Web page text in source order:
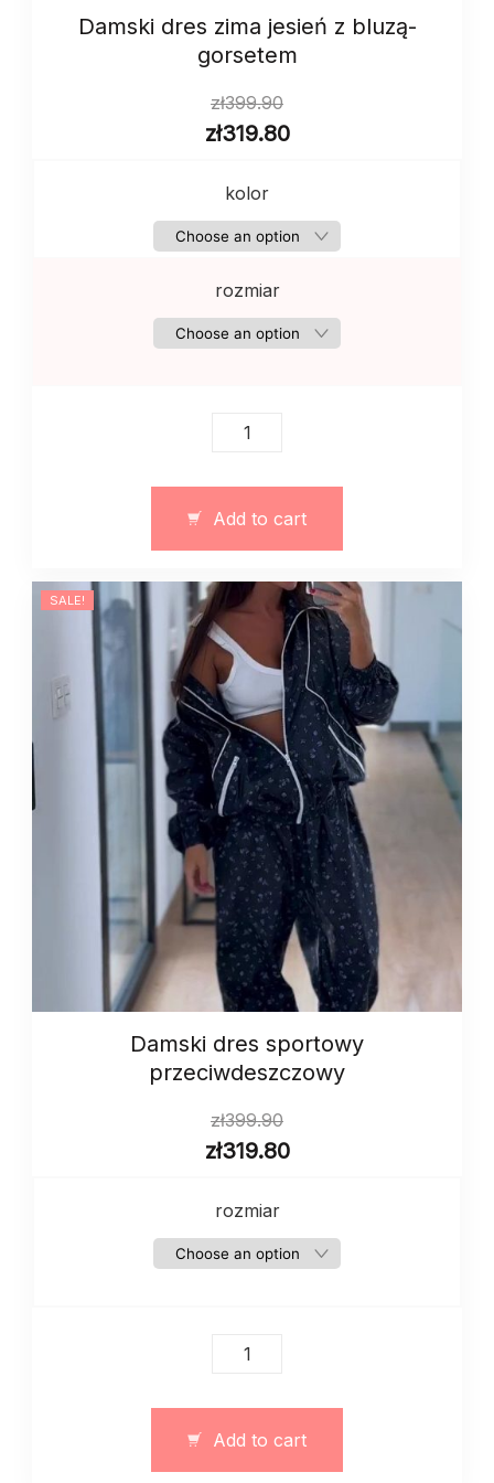
Damski dres zima jesień z bluzą-
gorsetem
zł399.90
zł319.80
kolor
rozmiar
Damski
z
bluzą-
gorsetem
quantity
Add to cart
SALE!
Damski dres sportowy
przeciwdeszczowy
zł399.90
zł319.80
rozmiar
Damski
quantity
Add to cart